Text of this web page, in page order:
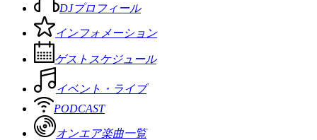
DJプロフィール
インフォメーション
ゲストスケジュール
イベント・ライブ
PODCAST
オンエア楽曲一覧